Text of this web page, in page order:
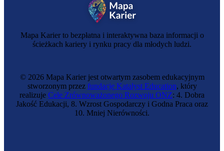
Mechaniczka precyzyjna
Mapa Karier to bezpłatna i interaktywna baza informacji o
ścieżkach kariery i rynku pracy dla młodych ludzi.
© 2026 Mapa Karier jest otwartym zasobem edukacyjnym
stworzonym przez fundację Katalyst Education, który
realizuje Cele Zrównoważonego Rozwoju ONZ: 4. Dobra
Jakość Edukacji, 8. Wzrost Gospodarczy i Godna Praca oraz
10. Mniej Nierówności.